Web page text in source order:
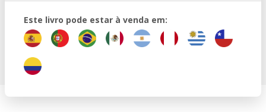
Este livro pode estar à venda em: